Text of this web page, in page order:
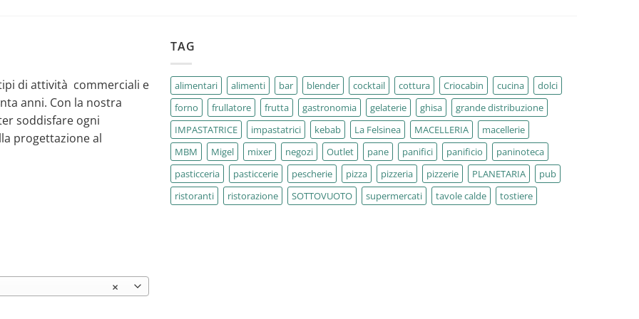
di attività commerciali e
anni. Con la nostra
soddisfare ogni
progettazione al
TAG
alimentari alimenti bar blender cocktail cottura Criocabin cucina
dolci
forno
frullatore frutta gastronomia gelaterie ghisa
grande distribuzione
IMPASTATRICE
impastatrici kebab La Felsinea MACELLERIA
macellerie
MBM
Migel mixer negozi Outlet pane panifici panificio
paninoteca
pasticceria
pasticcerie pescherie pizza pizzeria pizzerie PLANETARIA
pub
ristoranti
ristorazione SOTTOVUOTO supermercati tavole calde tostiere
×